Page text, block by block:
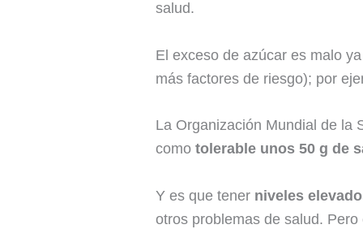
salud.
El exceso de azúcar es malo
más factores de riesgo); por
La Organización Mundial de la
comotolerable unos 50 g de
Y es que tener niveles
otros problemas de salud.